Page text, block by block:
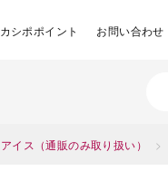
カシポポイント お問い合わせ
アイス（通販のみ取り扱い） >